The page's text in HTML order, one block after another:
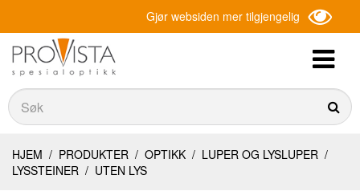
Gjør websiden mer tilgjengelig
Søk
Søk
HJEM / PRODUKTER / OPTIKK / LUPER OG LYSLUPER /
LYSSTEINER / UTEN LYS